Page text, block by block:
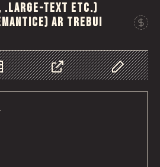
.large-text etc.)
ar trebui
Share